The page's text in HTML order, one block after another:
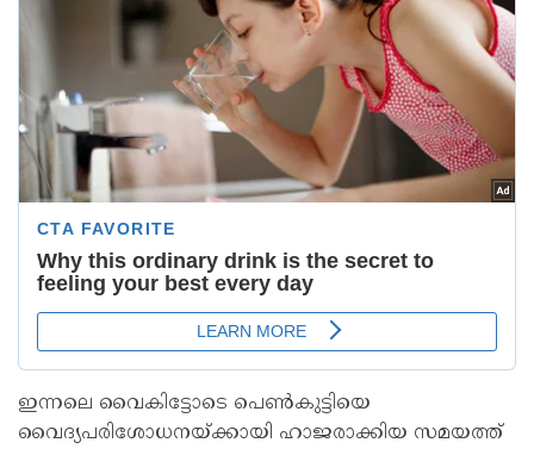
ഇന്നലെ വൈകിട്ടോടെ പെൺകുട്ടിയെ
വൈദ്യപരിശോധനയ്ക്കായി ഹാജരാക്കിയ സമയത്ത്